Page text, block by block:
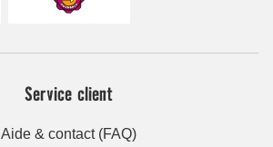
Service client
Aide & contact (FAQ)